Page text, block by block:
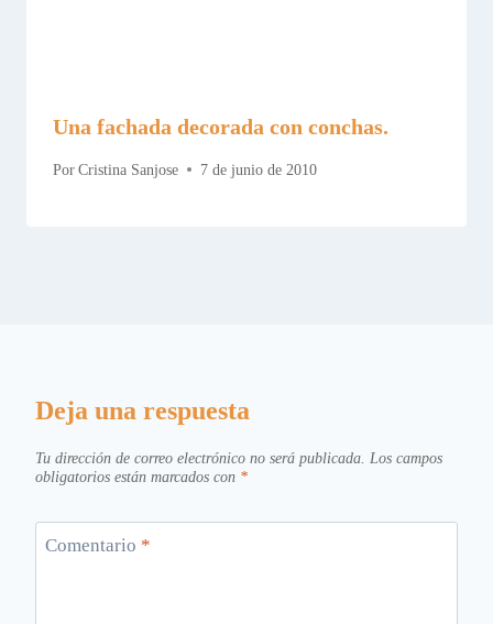
Una fachada decorada con conchas.
Por Cristina Sanjose 7 de junio de 2010
Deja una respuesta
Tu dirección de correo electrónico no será publicada. Los campos
obligatorios están marcados con *
Comentario *